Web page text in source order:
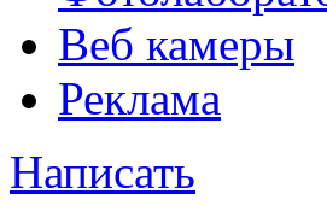
Веб камеры
Реклама
Написать